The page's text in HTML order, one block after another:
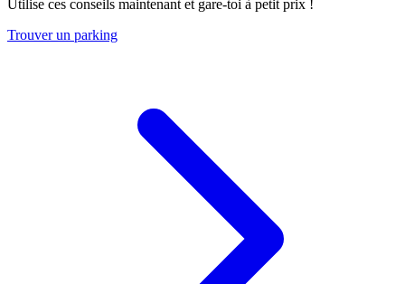
Utilise ces conseils maintenant et gare-toi à petit prix !
Trouver un parking